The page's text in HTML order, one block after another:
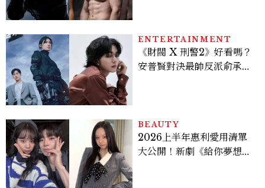
ENTERTAINMENT
《財閥 X 刑警2》好看嗎？
安普賢對決最帥反派俞承
多大？
BEAUTY
2026上半年惠利愛用清單
大公開！新劇《給你夢想》